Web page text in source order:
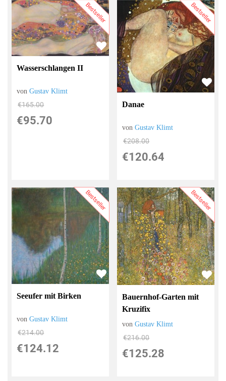
Bestseller
Wasserschlangen II
vonGustav Klimt
€165.00
€95.70
Bestseller
Danae
vonGustav Klimt
€208.00
€120.64
Bestseller
Seeufer mit Birken
vonGustav Klimt
€214.00
€124.12
Bestseller
Bauernhof-Garten mit
Kruzifix
vonGustav Klimt
€216.00
€125.28